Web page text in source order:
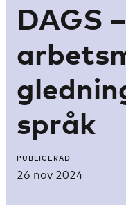
DAGS
språk
PUBLICERAD
26 nov 2024